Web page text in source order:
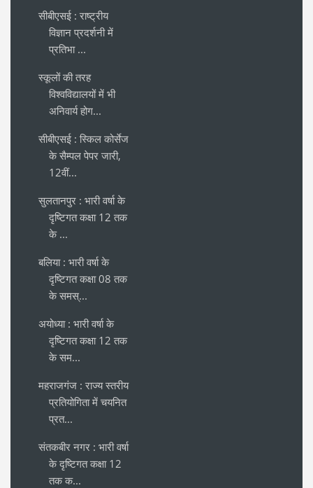
सीबीएसई : राष्ट्रीय
विज्ञान प्रदर्शनी में
प्रतिभा ...
स्कूलों की तरह
विश्वविद्यालयों में भी
अनिवार्य होग...
सीबीएसई : स्किल कोर्सेज
के सैम्पल पेपर जारी,
12वीं...
सुलतानपुर : भारी वर्षा के
दृष्टिगत कक्षा 12 तक
के ...
बलिया : भारी वर्षा के
दृष्टिगत कक्षा 08 तक
के समस्...
अयोध्या : भारी वर्षा के
दृष्टिगत कक्षा 12 तक
के सम...
महराजगंज : राज्य स्तरीय
प्रतियोगिता में चयनित
प्रत...
संतकबीर नगर : भारी वर्षा
के दृष्टिगत कक्षा 12
तक क...